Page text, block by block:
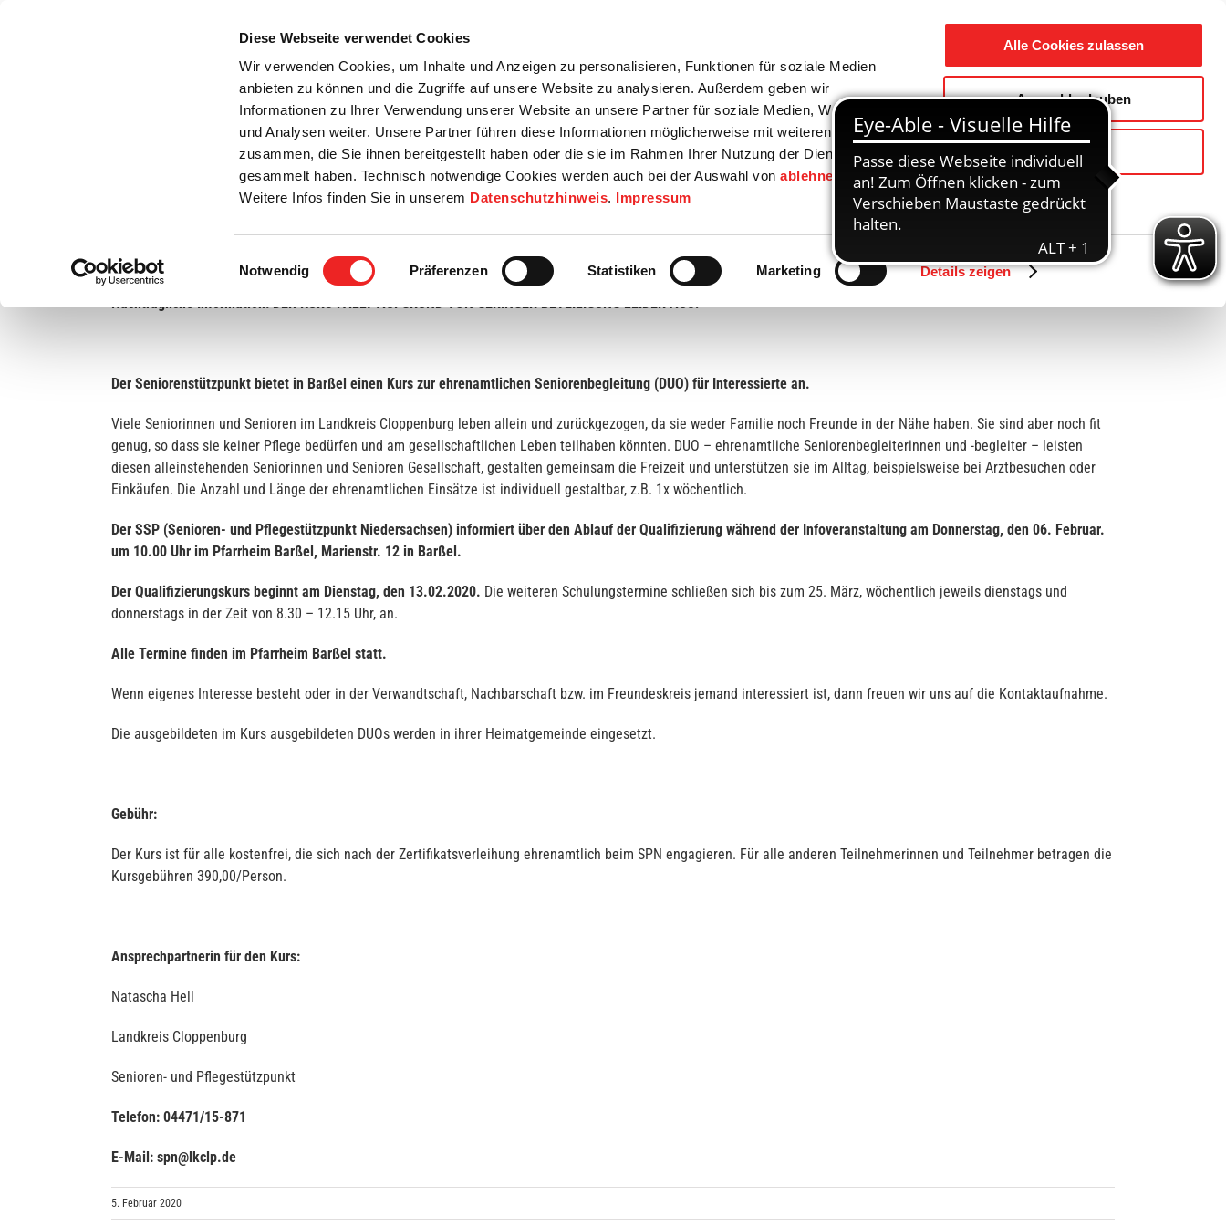
Diese Webseite verwendet Cookies
Wir verwenden Cookies, um Inhalte und Anzeigen zu personalisieren, Funktionen für soziale Medien
anbieten zu können und die Zugriffe auf unsere Website zu analysieren. Außerdem geben wir
Informationen zu Ihrer Verwendung unserer Website an unsere Partner für soziale Medien, Werbung
und Analysen weiter. Unsere Partner führen diese Informationen möglicherweise mit weiteren Daten
zusammen, die Sie ihnen bereitgestellt haben oder die sie im Rahmen Ihrer Nutzung der Dienste
gesammelt haben. Technisch notwendige Cookies werden auch bei der Auswahl vonablehnen
gesetzt.
Weitere Infos finden Sie in unserem Datenschutzhinweis. Impressum
Einwilligungsauswahl
Notwendig Präferenzen Statistiken Marketing Details zeigen
Alle Cookies zulassen
Auswahl erlauben
Ablehnen
Startseite
Bürgerservice Rats- / Bürgerinfo Wirtschaft / Wohnen Bildung / Soziales Touristik / Freizeit Gemeinde / Geschichte
Zurück
Qualifizierungskurs zur ehrenamtlichen Seniorenbegleitung
Nachträgliche Information: DER KURS FÄLLT AUFGRUND VON GERINGER BETEILIGUNG LEIDER AUS!
Der Seniorenstützpunkt bietet in Barßel einen Kurs zur ehrenamtlichen Seniorenbegleitung (DUO) für Interessierte an.
Viele Seniorinnen und Senioren im Landkreis Cloppenburg leben allein und zurückgezogen, da sie weder Familie noch Freunde in der Nähe haben. Sie sind aber noch fit
genug, so dass sie keiner Pflege bedürfen und am gesellschaftlichen Leben teilhaben könnten. DUO – ehrenamtliche Seniorenbegleiterinnen und -begleiter – leisten
diesen alleinstehenden Seniorinnen und Senioren Gesellschaft, gestalten gemeinsam die Freizeit und unterstützen sie im Alltag, beispielsweise bei Arztbesuchen oder
Einkäufen. Die Anzahl und Länge der ehrenamtlichen Einsätze ist individuell gestaltbar, z.B. 1x wöchentlich.
Der SSP (Senioren- und Pflegestützpunkt Niedersachsen) informiert über den Ablauf der Qualifizierung während der Infoveranstaltung am Donnerstag, den 06. Februar.
um 10.00 Uhr im Pfarrheim Barßel, Marienstr. 12 in Barßel .
Der Qualifizierungskurs beginnt am Dienstag, den 13.02.2020. Die weiteren Schulungstermine schließen sich bis zum 25. März, wöchentlich jeweils dienstags und
donnerstags in der Zeit von 8.30 – 12.15 Uhr, an.
Alle Termine finden im Pfarrheim Barßel statt.
Wenn eigenes Interesse besteht oder in der Verwandtschaft, Nachbarschaft bzw. im Freundeskreis jemand interessiert ist, dann freuen wir uns auf die Kontaktaufnahme.
Die ausgebildeten im Kurs ausgebildeten DUOs werden in ihrer Heimatgemeinde eingesetzt.
Gebühr:
Der Kurs ist für alle kostenfrei, die sich nach der Zertifikatsverleihung ehrenamtlich beim SPN engagieren. Für alle anderen Teilnehmerinnen und Teilnehmer betragen die
Kursgebühren 390,00/Person.
Ansprechpartnerin für den Kurs:
Natascha Hell
Landkreis Cloppenburg
Senioren- und Pflegestützpunkt
Telefon: 04471/15-871
E-Mail: spn@lkclp.de
5. Februar 2020